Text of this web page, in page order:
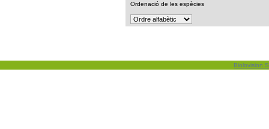
Ordenació de les espècies
Biolovision